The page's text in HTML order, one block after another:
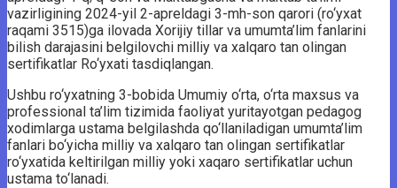
vazirligining 2024-yil 2-apreldagi 3-mh-son qarori (ro‘yxat
raqami 3515)ga ilovada Xorijiy tillar va umumta’lim fanlarini
bilish darajasini belgilovchi milliy va xalqaro tan olingan
sertifikatlar Ro‘yxati tasdiqlangan.
Ushbu ro‘yxatning 3-bobida Umumiy o‘rta, o‘rta maxsus va
professional ta’lim tizimida faoliyat yuritayotgan pedagog
xodimlarga ustama belgilashda qo‘llaniladigan umumta’lim
fanlari bo‘yicha milliy va xalqaro tan olingan sertifikatlar
ro‘yxatida keltirilgan milliy yoki xaqaro sertifikatlar uchun
ustama to‘lanadi.